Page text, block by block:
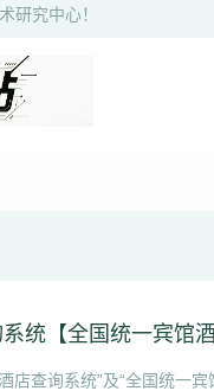
研究中心！
店查询系统”及“全国统一